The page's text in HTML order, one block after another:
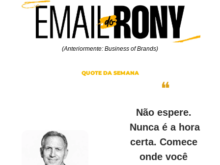
(Anteriormente: Business of Brands)
QUOTE DA SEMANA
❝
Não espere.
Nunca é a hora
certa. Comece
onde você